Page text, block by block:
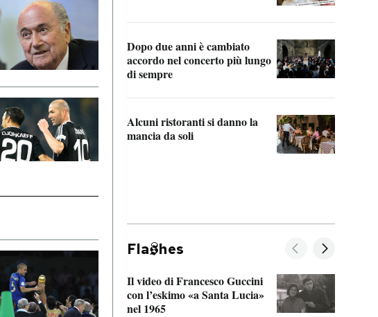
Dopo due anni è cambiato
accordo nel concerto più lungo
di sempre
Alcuni ristoranti si danno la
mancia da soli
Fla hes
Il video di Francesco Guccini
con l’eskimo «a Santa Lucia»
nel 1965